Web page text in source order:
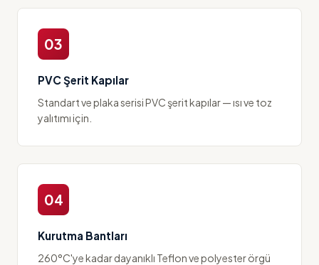
03
PVC Şerit Kapılar
Standart ve plaka serisi PVC şerit kapılar — ısı ve toz
yalıtımı için.
04
Kurutma Bantları
260°C'ye kadar dayanıklı Teflon ve polyester örgü